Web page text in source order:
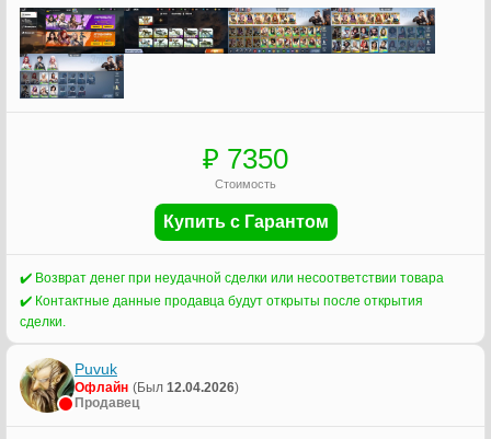
₽ 7350
Стоимость
Купить с Гарантом
✔️ Возврат денег при неудачной сделки или несоответствии товара
✔️ Контактные данные продавца будут открыты после открытия
сделки.
Puvuk
Офлайн (Был 12.04.2026)
Продавец